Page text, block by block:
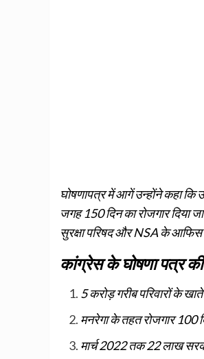
घोषणापत्र में आगें उन्होंने कहा कि
जगह 150 दिन का रोजगार दिया
सुरक्षा परिषद और NSA के
कांग्रेस के घोषणा पत्र
5 करोड़ गरीब परिवारों के
मनरेगा के तहत रोजगार 100
मार्च 2022 तक 22 लाख